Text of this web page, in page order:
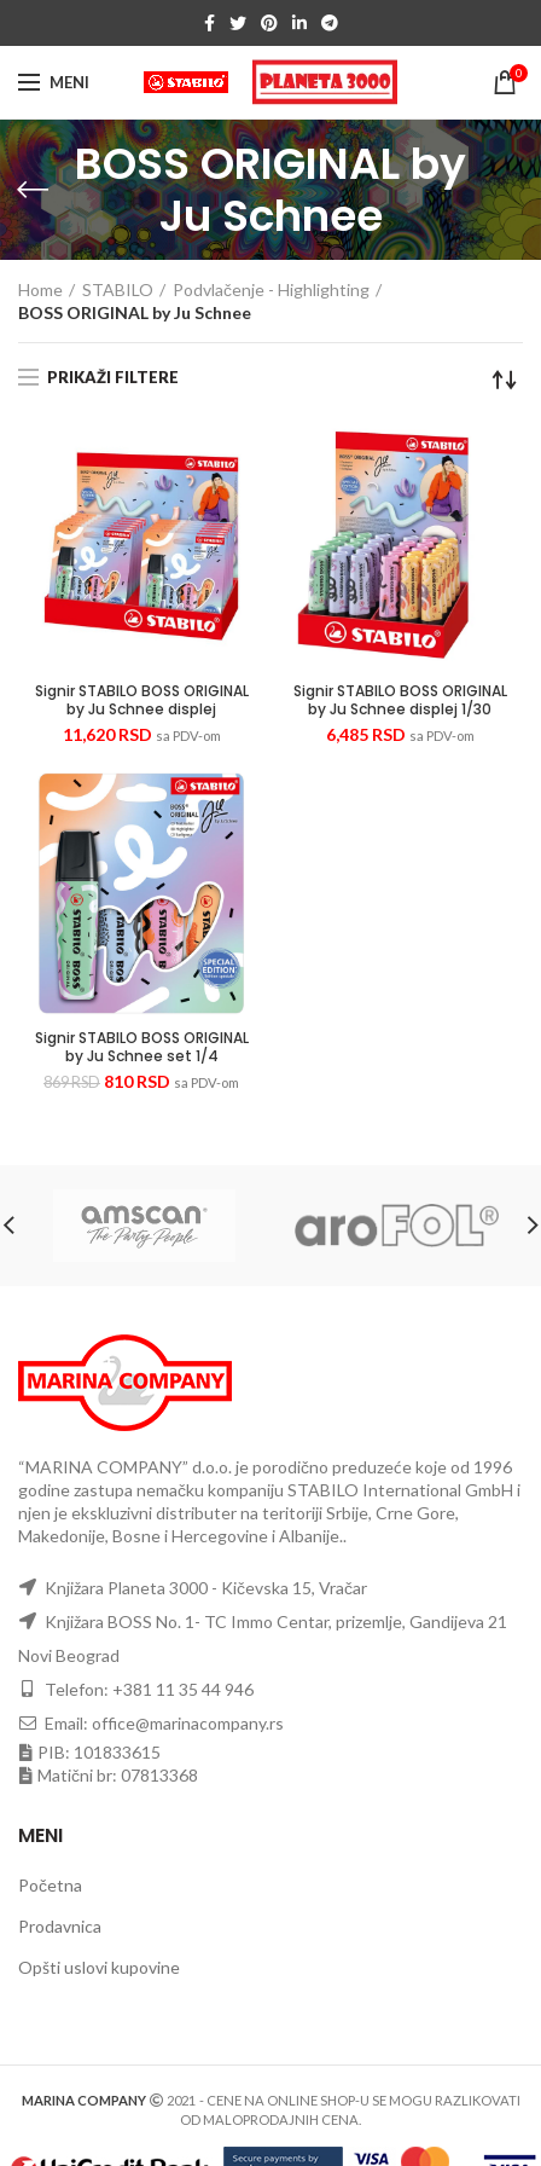
MENI 0
BOSS ORIGINAL by
Ju Schnee
Home STABILO
Podvlačenje - Highlighting
BOSS ORIGINAL by Ju Schnee
PRIKAŽI FILTERE
Signir STABILO BOSS ORIGINAL
by Ju Schnee displej
11,620RSD sa PDV-om
Signir STABILO BOSS ORIGINAL
by Ju Schnee displej 1/30
6,485 RSD sa PDV-om
Signir STABILO BOSS ORIGINAL
by Ju Schnee set 1/4
869RSD 810RSD sa PDV-om
“MARINA COMPANY” d.o.o. je porodično preduzeće koje od 1996
godine zastupa nemačku kompaniju STABILO International GmbH i
njen je ekskluzivni distributer na teritoriji Srbije, Crne Gore,
Makedonije, Bosne i Hercegovine i Albanije..
Knjižara Planeta 3000 - Kičevska 15, Vračar
Knjižara BOSS No. 1- TC Immo Centar, prizemlje, Gandijeva 21
Novi Beograd
Telefon: +381 11 35 44 946
Email: office@marinacompany.rs
PIB: 101833615
Matični br: 07813368
MENI
Početna
Prodavnica
Opšti uslovi kupovine
MARINA COMPANY 2021 - CENE NA ONLINE SHOP-U SE MOGU RAZLIKOVATI
OD MALOPRODAJNIH CENA.